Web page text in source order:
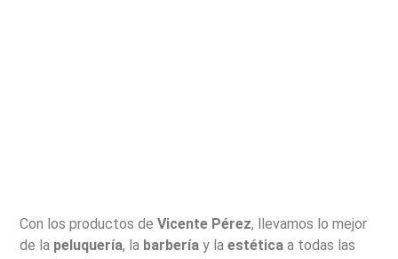
Con los productos deVicente Pérez, llevamos lo mejor
de la peluquería, la barbería y laestética a todas las